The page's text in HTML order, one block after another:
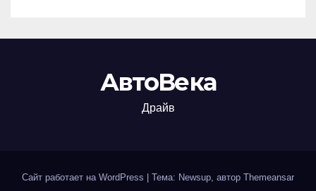
АвтоВека
Драйв
Сайт работает на WordPress Тема: Newsup, автор Themeansar